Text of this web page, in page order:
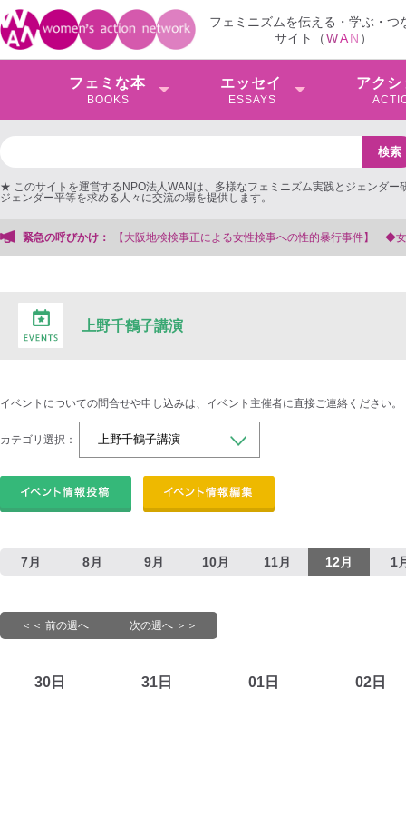
フェミニズムを伝える・学ぶ・つ
サイト（WAN ）
フェミな本
BOOKS
エッセイ
ESSAYS
アクシ
★ このサイトを運営するNPO法人WANは、多様なフェミニズム実践とジェンダー
ジェンダー平等を求める人々に交流の場を提供します。
緊急の呼びかけ：
阪地検検事正による女性検事への性的暴行事件】 ◆女性検事を支援する会事務
上野千鶴子講演
イベントについての問合せや申し込みは、イベント主催者に直接ご連絡ください。
カテゴリ選択：
7月 8月 9月 10月 11月 12月 1
＜＜ 前の週へ 次の週へ ＞＞
30日 31日 01日 02日